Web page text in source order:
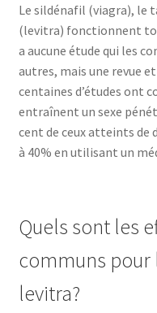
Le sildénafil (viagra), le
(levitra) fonctionnent
a aucune étude qui les
autres, mais une revue
centaines d’études ont
entraînent un sexe
cent de ceux atteints de
à 40% en utilisant un
Quels sont les
communs pour
levitra?